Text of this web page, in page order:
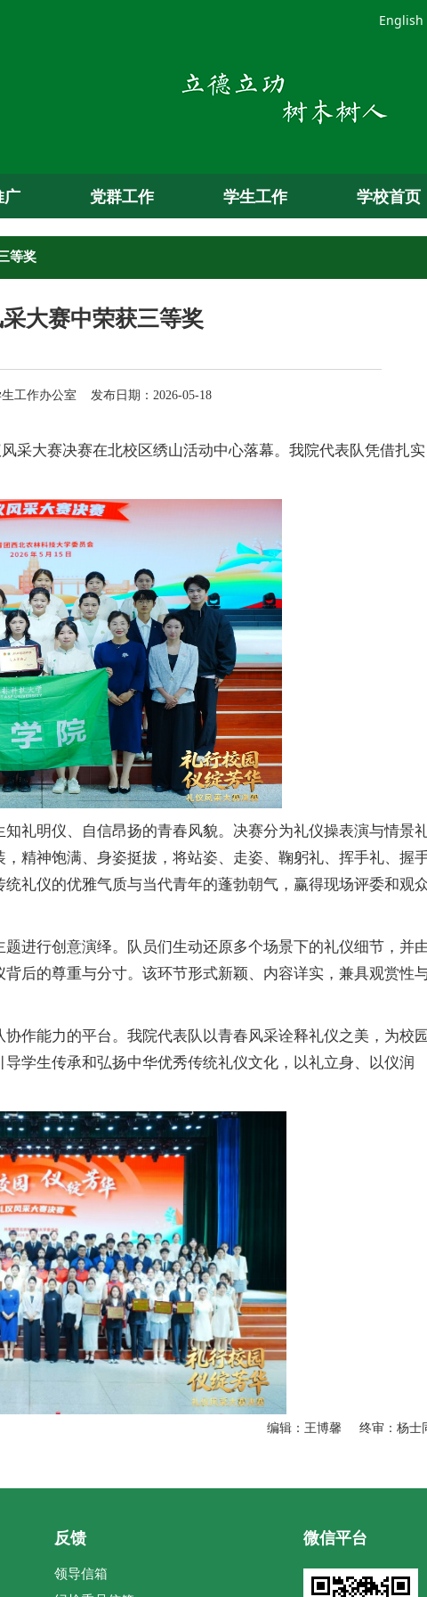
English
广 党群工作 学生工作 学校首页
等奖
大赛中荣获三等奖
工作办公室 发布日期：2026-05-18
采大赛决赛在北校区绣山活动中心落幕。我院代表队凭借扎实
礼明仪、自信昂扬的青春风貌。决赛分为礼仪操表演与情景
精神饱满、身姿挺拔，将站姿、走姿、鞠躬礼、挥手礼、握
礼仪的优雅气质与当代青年的蓬勃朝气，赢得现场评委和观
进行创意演绎。队员们生动还原多个场景下的礼仪细节，并
后的尊重与分寸。该环节形式新颖、内容详实，兼具观赏性
作能力的平台。我院代表队以青春风采诠释礼仪之美，为校
学生传承和弘扬中华优秀传统礼仪文化，以礼立身、以仪润
编辑：王博馨 终审：杨士
反馈
领导信箱
微信平台